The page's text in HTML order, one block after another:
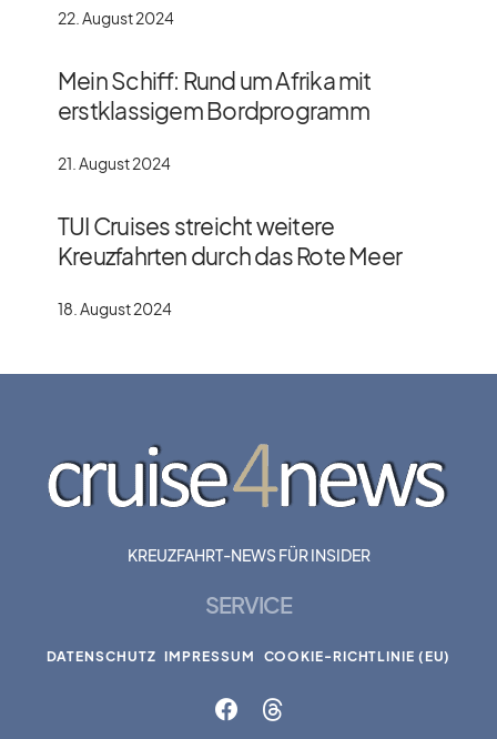
22. August 2024
Mein Schiff: Rund um Afrika mit
erstklassigem Bordprogramm
21. August 2024
TUI Cruises streicht weitere
Kreuzfahrten durch das Rote Meer
18. August 2024
KREUZFAHRT-NEWS FÜR INSIDER
SERVICE
DATENSCHUTZ IMPRESSUM COOKIE-RICHTLINIE (EU)